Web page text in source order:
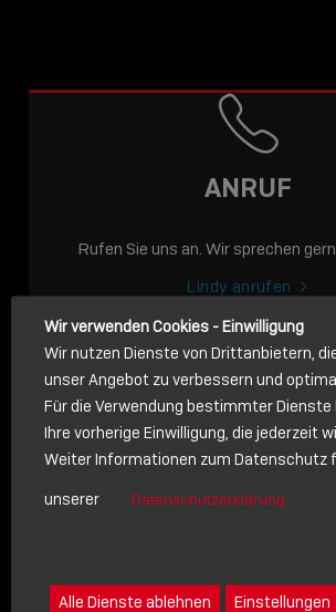
USB-C ÜBER LANGE
DISTANZEN: AKTIVE
USB-C-KABEL FÜR
STABILE 10 GBIT/S BIS
LINDY ACADEMY
ANRUF
Rufen Sie uns an. Wir sprechen
Lindy anrufen
NACHRICHT
Schreiben Sie lieber? Dann schicken Sie
Wir verwenden Cookies - Einwilligung
Wir nutzen Dienste von Drittanbietern,
unser Angebot zu verbessern und
Für die Verwendung bestimmter
Ihre vorherige Einwilligung, die jederzeit
Weiter Informationen zum Datenschutz
unserer
Datenschutzerklärung
Alle Dienste ablehnen Einstellungen